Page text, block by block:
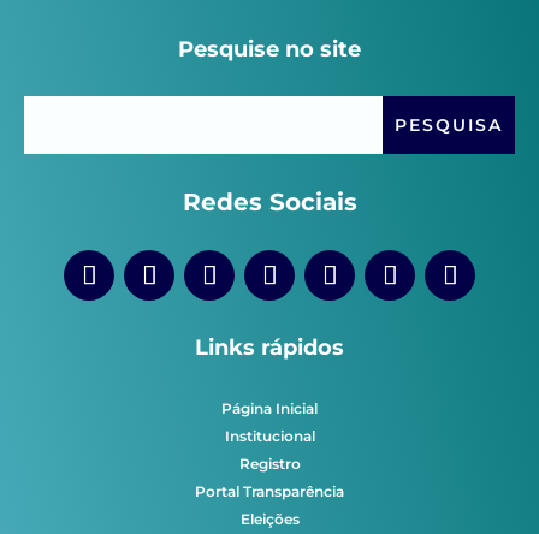
Pesquise no site
Redes Sociais
Links rápidos
Página Inicial
Institucional
Registro
Portal Transparência
Eleições